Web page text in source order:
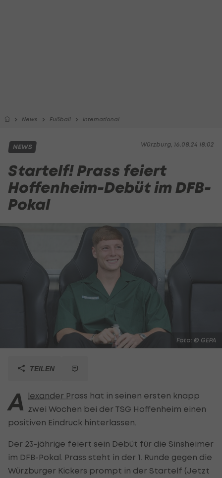
News Fußball International
Würzburg, 16.08.24 18:02
NEWS
Startelf! Prass feiert
Hoffenheim-Debüt im DFB-
Pokal
Foto: © GEPA
TEILEN
A lexander Prass hat in seinen ersten knapp
zwei Wochen bei der TSG Hoffenheim einen
positiven Eindruck hinterlassen.
Der 23-jährige feiert sein Debüt für die Sinsheimer
im DFB-Pokal. Prass steht in der 1. Runde gegen die
Würzburger Kickers prompt in der Startelf (Jetzt